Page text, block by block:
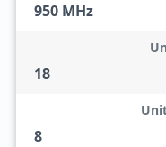
950 MHz
18
8